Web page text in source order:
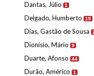
Dantas, Júlio 1
Delgado, Humberto 19
Dias, Gastão de Sousa
Dionísio, Mário 9
Duarte, Afonso 44
Durão, Américo 1